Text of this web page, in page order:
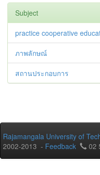
Subject
practice cooperative
ภาพลักษณ์
สถานประกอบการ
Rajamangala University of
2002-2013 - Feedback 02